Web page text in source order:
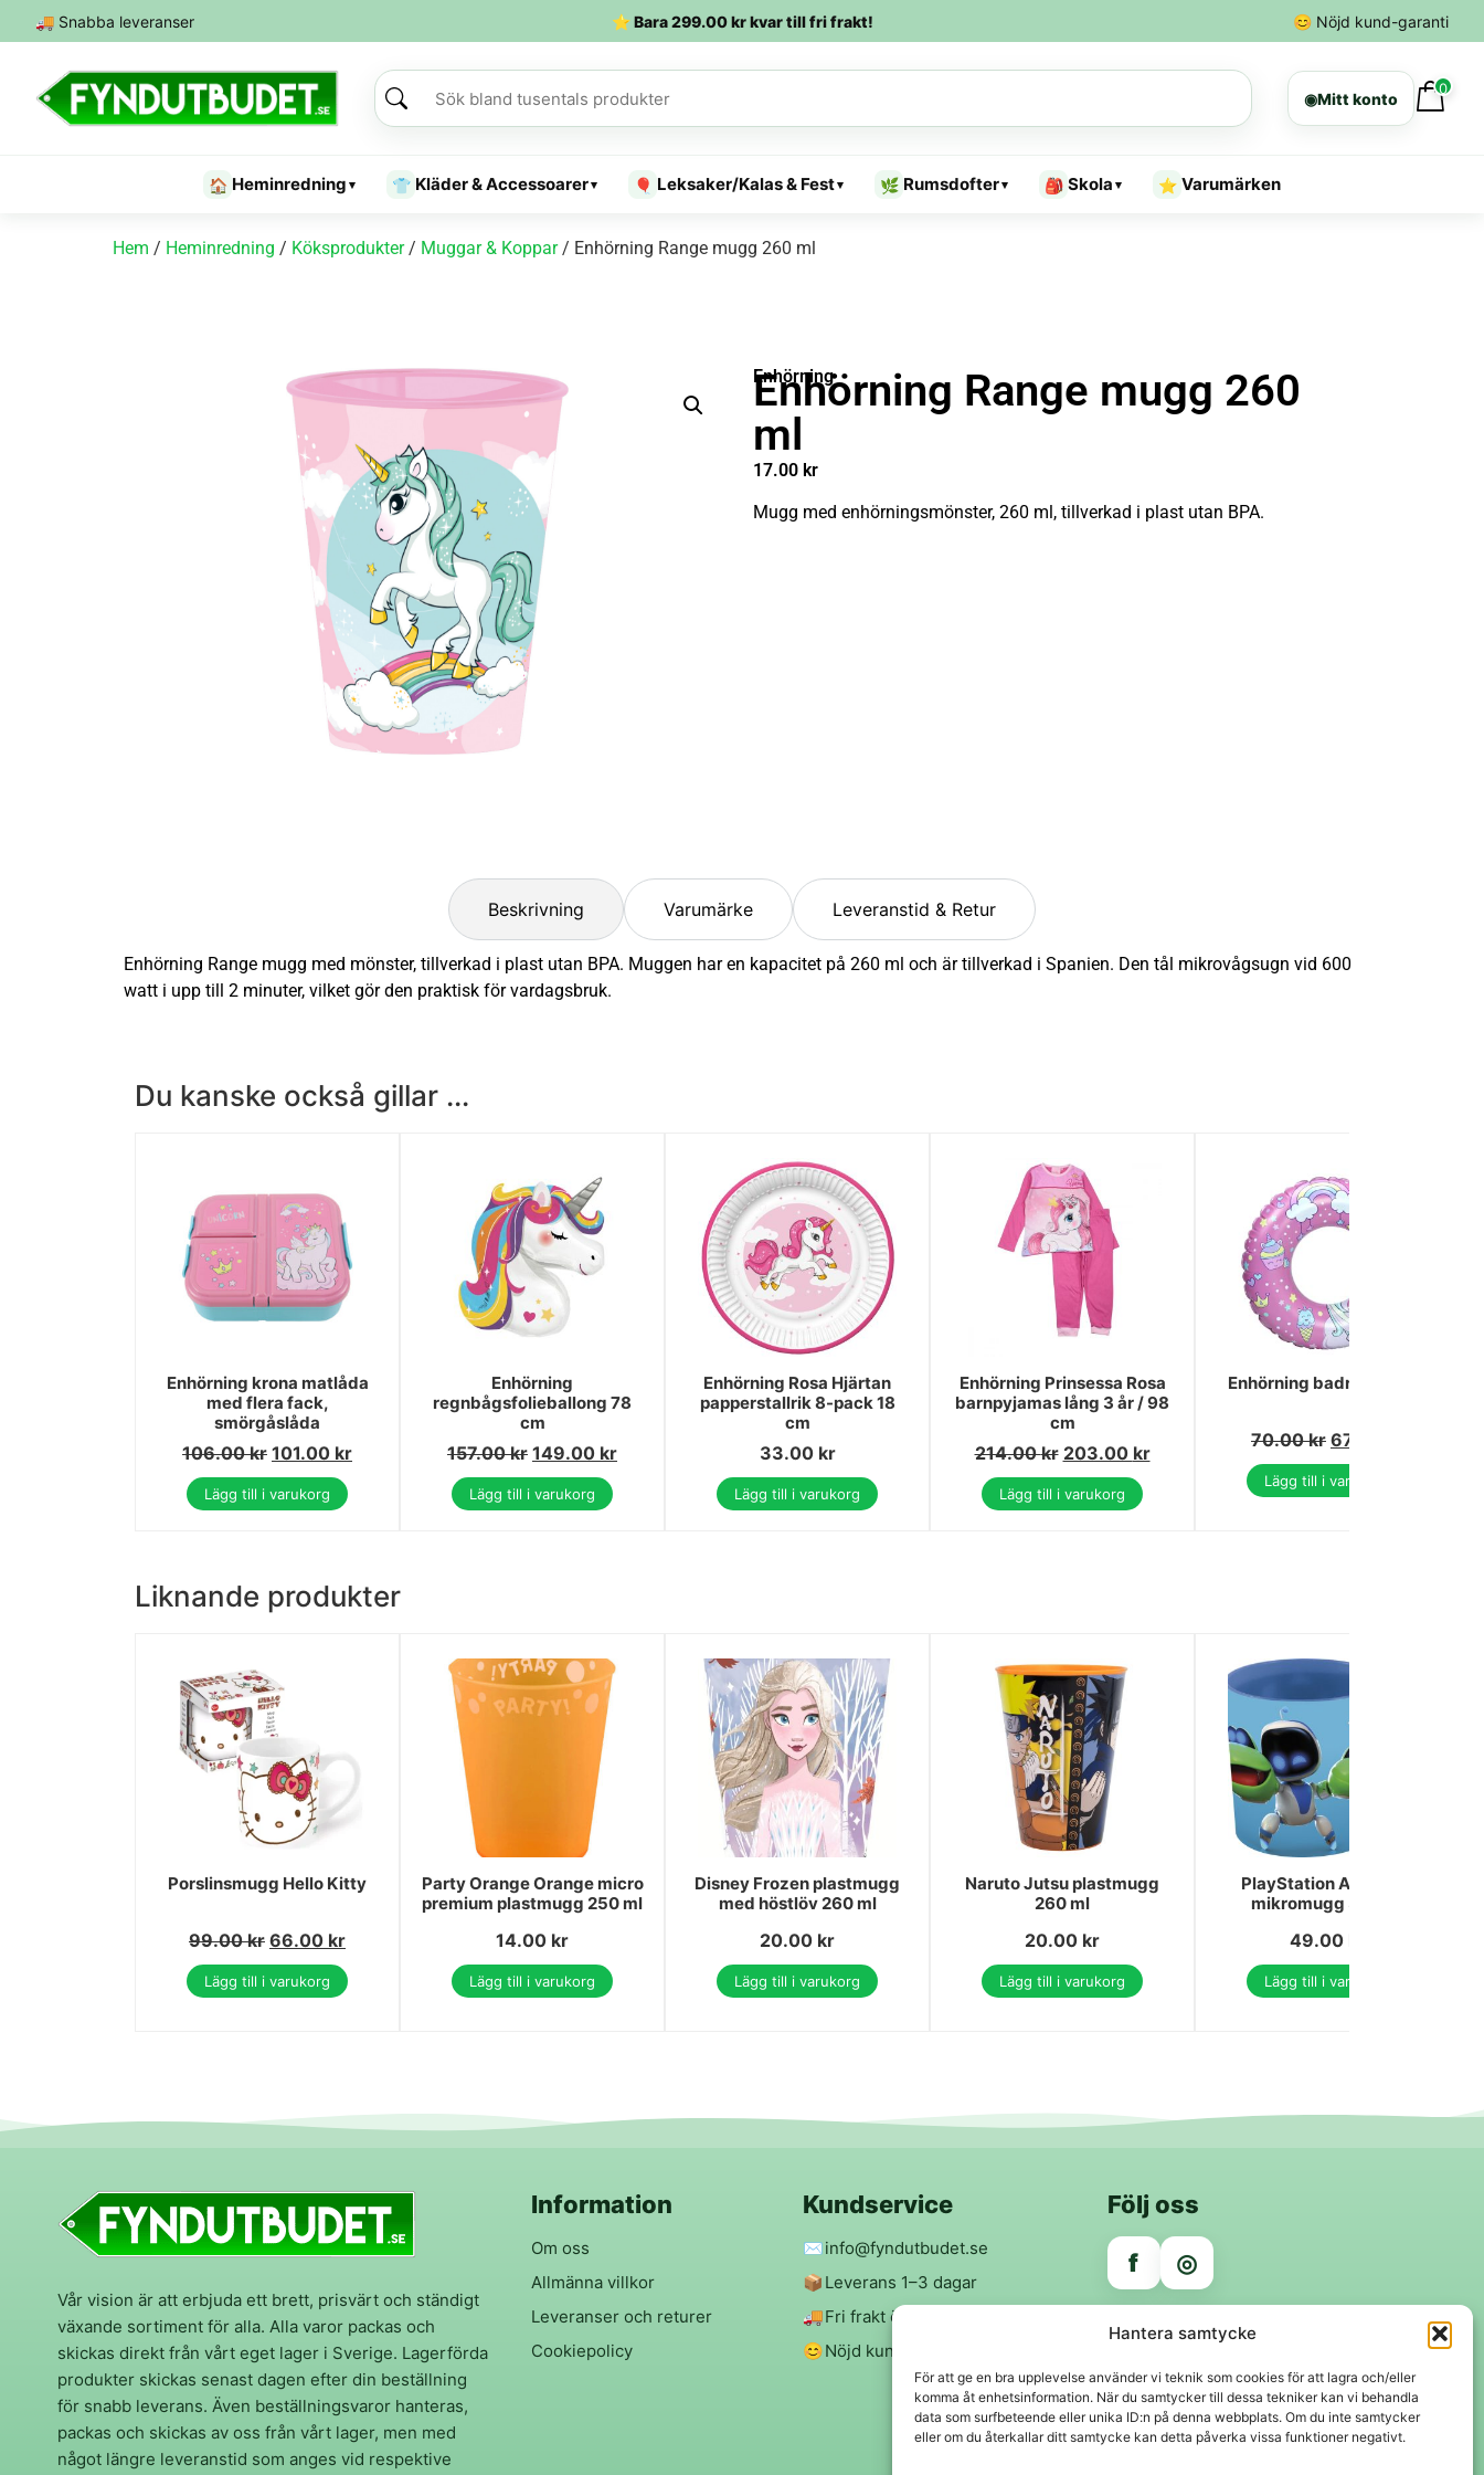
Hantera samtycke
För att ge en bra upplevelse använder vi teknik som cookies för att lagra och/eller
komma åt enhetsinformation. När du samtycker till dessa tekniker kan vi behandla
data som surfbeteende eller unika ID:n på denna webbplats. Om du inte samtycker
eller om du återkallar ditt samtycke kan detta påverka vissa funktioner negativt.
🚚 Snabba leveranser ⭐ Bara299.00krkvar till fri frakt! 😊 Nöjd kund-garanti
◉Mitt konto
0
🏠 Heminredning ▾ 👕 Kläder & Accessoarer▾ 🎈 Leksaker/Kalas & Fest▾ 🌿 Rumsdofter▾ 🎒 Skola ▾ ⭐ Varumärken
Hem / Heminredning / Köksprodukter/ Muggar & Koppar/ Enhörning Range mugg 260 ml
Enhörning
Enhörning Range mugg 260
ml
17.00 kr
Mugg med enhörningsmönster, 260 ml, tillverkad i plast utan BPA.
Beskrivning Varumärke Leveranstid & Retur
Enhörning Range mugg med mönster, tillverkad i plast utan BPA. Muggen har en kapacitet på 260 ml och är tillverkad i Spanien. Den tål mikrovågsugn vid 600
watt i upp till 2 minuter, vilket gör den praktisk för vardagsbruk.
Du kanske också gillar ...
Enhörning krona matlåda
med flera fack,
smörgåslåda
106.00kr 101.00 kr
Lägg till i varukorg
Enhörning
regnbågsfolieballong 78
cm
157.00kr 149.00 kr
Lägg till i varukorg
Enhörning Rosa Hjärtan
papperstallrik 8-pack 18
cm
33.00 kr
Lägg till i varukorg
Enhörning Prinsessa Rosa
barnpyjamas lång 3 år / 98
cm
214.00kr 203.00 kr
Lägg till i varukorg
Enhörning badring 51 cm
70.00kr 67.00
Lägg till i varukorg
Liknande produkter
Porslinsmugg Hello Kitty
99.00kr 66.00 kr
Lägg till i varukorg
Party Orange Orange micro
premium plastmugg 250 ml
14.00 kr
Lägg till i varukorg
Disney Frozen plastmugg
med höstlöv 260 ml
20.00 kr
Lägg till i varukorg
Naruto Jutsu plastmugg
260 ml
20.00 kr
Lägg till i varukorg
PlayStation Astro Bot
mikromugg 390 ml
49.00
Lägg till i varukorg
Vår vision är att erbjuda ett brett, prisvärt och ständigt
växande sortiment för alla. Alla varor packas och
skickas direkt från vårt eget lager i Sverige. Lagerförda
produkter skickas senast dagen efter din beställning
för snabb leverans. Även beställningsvaror hanteras,
packas och skickas av oss från vårt lager, men med
något längre leveranstid som anges vid respektive
Information
Om oss
Allmänna villkor
Leveranser och returer
Cookiepolicy
Kundservice
✉️info@fyndutbudet.se
📦 Leverans 1–3 dagar
🚚Fri frakt över 299 kr
😊Nöjd kund-garanti
Följ oss
f ◎
Trygga betalningar
Klarna VISA Mastercard Swish